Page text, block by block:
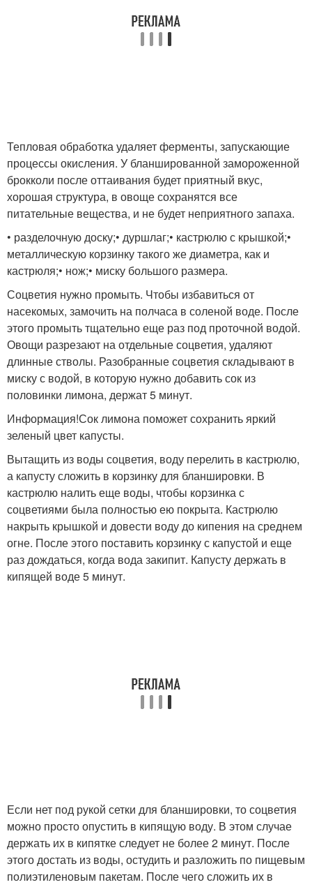
Тепловая обработка удаляет ферменты, запускающие
процессы окисления. У бланшированной замороженной
брокколи после оттаивания будет приятный вкус,
хорошая структура, в овоще сохранятся все
питательные вещества, и не будет неприятного запаха.
• разделочную доску;• дуршлаг;• кастрюлю с крышкой;•
металлическую корзинку такого же диаметра, как и
кастрюля;• нож;• миску большого размера.
Соцветия нужно промыть. Чтобы избавиться от
насекомых, замочить на полчаса в соленой воде. После
этого промыть тщательно еще раз под проточной водой.
Овощи разрезают на отдельные соцветия, удаляют
длинные стволы. Разобранные соцветия складывают в
миску с водой, в которую нужно добавить сок из
половинки лимона, держат 5 минут.
Информация!Сок лимона поможет сохранить яркий
зеленый цвет капусты.
Вытащить из воды соцветия, воду перелить в кастрюлю,
а капусту сложить в корзинку для бланшировки. В
кастрюлю налить еще воды, чтобы корзинка с
соцветиями была полностью ею покрыта. Кастрюлю
накрыть крышкой и довести воду до кипения на среднем
огне. После этого поставить корзинку с капустой и еще
раз дождаться, когда вода закипит. Капусту держать в
кипящей воде 5 минут.
Если нет под рукой сетки для бланшировки, то соцветия
можно просто опустить в кипящую воду. В этом случае
держать их в кипятке следует не более 2 минут. После
этого достать из воды, остудить и разложить по пищевым
полиэтиленовым пакетам. После чего сложить их в